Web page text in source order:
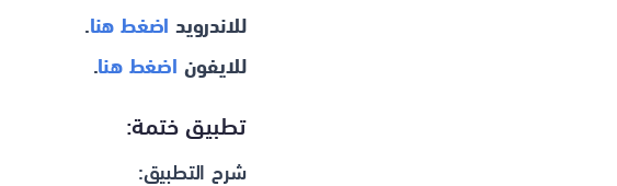
للاندرويد اضغط هنا.
للايفون اضغط هنا.
تطبيق ختمة:
شرح التطبيق: